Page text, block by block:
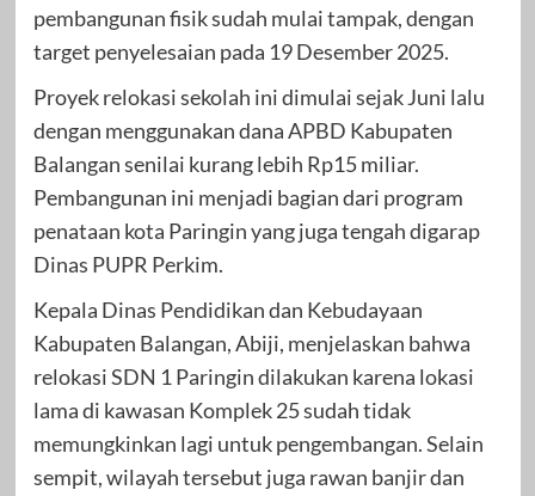
pembangunan fisik sudah mulai tampak, dengan
target penyelesaian pada 19 Desember 2025.
Proyek relokasi sekolah ini dimulai sejak Juni lalu
dengan menggunakan dana APBD Kabupaten
Balangan senilai kurang lebih Rp15 miliar.
Pembangunan ini menjadi bagian dari program
penataan kota Paringin yang juga tengah digarap
Dinas PUPR Perkim.
Kepala Dinas Pendidikan dan Kebudayaan
Kabupaten Balangan, Abiji, menjelaskan bahwa
relokasi SDN 1 Paringin dilakukan karena lokasi
lama di kawasan Komplek 25 sudah tidak
memungkinkan lagi untuk pengembangan. Selain
sempit, wilayah tersebut juga rawan banjir dan